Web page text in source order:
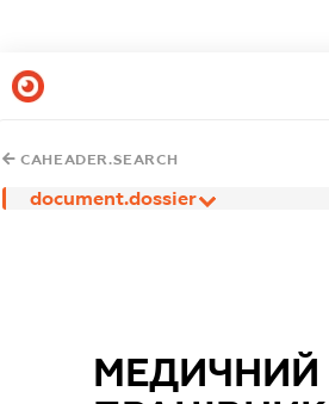
CAHEADER.SEARCH
document.dossier
МЕДИЧНИЙ